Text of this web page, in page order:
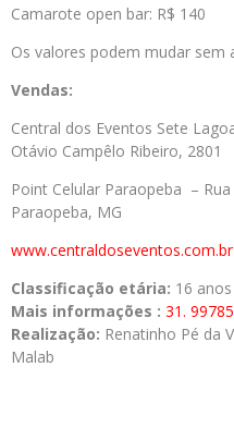
Camarote open bar: R$ 140
Os valores podem mudar sem
Vendas:
Central dos Eventos Sete
Otávio Campêlo Ribeiro, 2801
Point Celular Paraopeba –
Paraopeba, MG
www.centraldoseventos.com.br
Classificação etária: 16 anos
Mais informações : 31.
Realização: Renatinho Pé da
Malab